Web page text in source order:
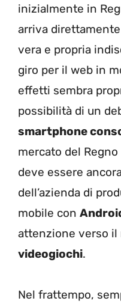
inizialmente in
arriva
vera e propria
giro per il web in
effetti sembra
possibilità di un
smartphone
mercato del
deve essere
dell’azienda di
mobile con
attenzione verso il
videogiochi.
Nel frattempo,